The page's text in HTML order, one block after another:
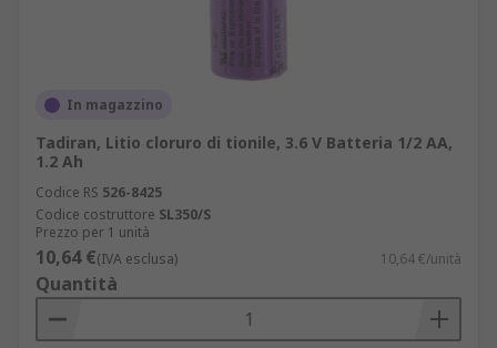
In magazzino
Tadiran, Litio cloruro di tionile, 3.6 V Batteria 1/2 AA,
1.2 Ah
Codice RS 526-8425
Codice costruttore SL350/S
Prezzo per 1 unità
10,64 €(IVA esclusa) 10,64 €/unità
Quantità